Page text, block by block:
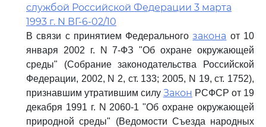
службой Российской Федерации 3 марта
1993 г. N ВГ-6-02/10
В связи с принятием Федеральногозакона от 10
января 2002 г. N 7-ФЗ "Об охране окружающей
среды" (Собрание законодательства Российской
Федерации, 2002, N 2, ст. 133; 2005, N 19, ст. 1752),
признавшим утратившим силу Закон РСФСР от 19
декабря 1991 г. N 2060-1 "Об охране окружающей
природной среды" (Ведомости Съезда народных